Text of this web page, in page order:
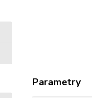
Parametry